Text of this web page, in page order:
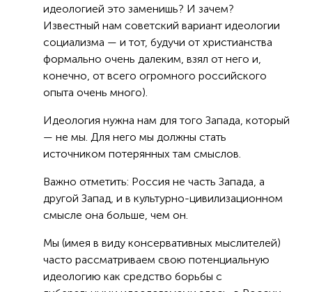
идеологией это заменишь? И зачем?
Известный нам советский вариант идеологии
социализма — и тот, будучи от христианства
формально очень далеким, взял от него и,
конечно, от всего огромного российского
опыта очень много).
Идеология нужна нам для того Запада, который
— не мы. Для него мы должны стать
источником потерянных там смыслов.
Важно отметить: Россия не часть Запада, а
другой Запад, и в культурно-цивилизационном
смысле она больше, чем он.
Мы (имея в виду консервативных мыслителей)
часто рассматриваем свою потенциальную
идеологию как средство борьбы с